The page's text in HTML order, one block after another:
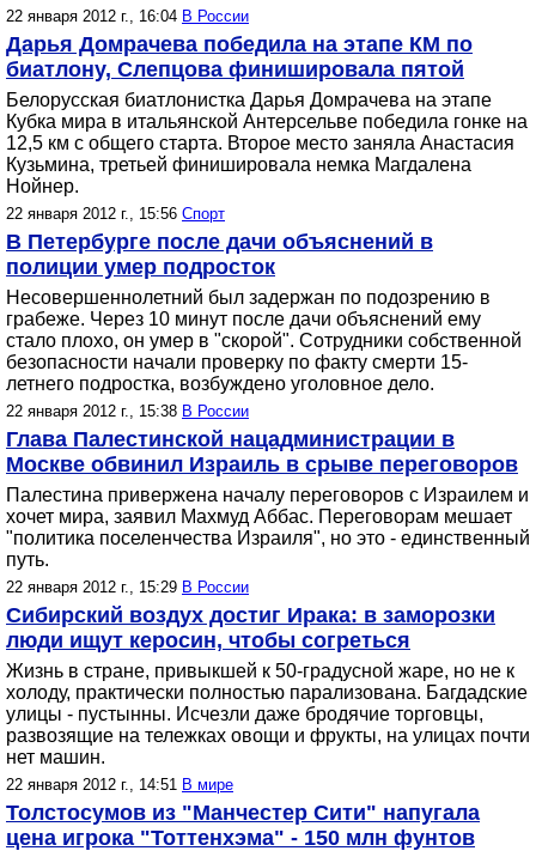
22 января 2012 г., 16:04 В России
Дарья Домрачева победила на этапе КМ по
биатлону, Слепцова финишировала пятой
Белорусская биатлонистка Дарья Домрачева на этапе
Кубка мира в итальянской Антерсельве победила гонке на
12,5 км с общего старта. Второе место заняла Анастасия
Кузьмина, третьей финишировала немка Магдалена
Нойнер.
22 января 2012 г., 15:56 Спорт
В Петербурге после дачи объяснений в
полиции умер подросток
Несовершеннолетний был задержан по подозрению в
грабеже. Через 10 минут после дачи объяснений ему
стало плохо, он умер в "скорой". Сотрудники собственной
безопасности начали проверку по факту смерти 15-
летнего подростка, возбуждено уголовное дело.
22 января 2012 г., 15:38 В России
Глава Палестинской нацадминистрации в
Москве обвинил Израиль в срыве переговоров
Палестина привержена началу переговоров с Израилем и
хочет мира, заявил Махмуд Аббас. Переговорам мешает
"политика поселенчества Израиля", но это - единственный
путь.
22 января 2012 г., 15:29 В России
Сибирский воздух достиг Ирака: в заморозки
люди ищут керосин, чтобы согреться
Жизнь в стране, привыкшей к 50-градусной жаре, но не к
холоду, практически полностью парализована. Багдадские
улицы - пустынны. Исчезли даже бродячие торговцы,
развозящие на тележках овощи и фрукты, на улицах почти
нет машин.
22 января 2012 г., 14:51 В мире
Толстосумов из "Манчестер Сити" напугала
цена игрока "Тоттенхэма" - 150 млн фунтов